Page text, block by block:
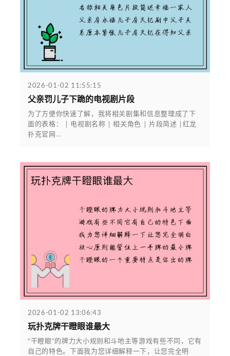
2026-01-02 11:55:15
父亲罚儿子下跪的电视剧片段
为了方便你快速了解，我将相关剧集和信息整理成了下
面的表格： | 电视剧名称 | 相关角色 | 片段简述 |红龙
扑克官网...
2026-01-02 13:06:43
玩扑克牌干瞪眼谁最大
“干瞪眼”的牌力大小规则和斗地主等游戏有些不同，它有
自己的特色。下面我为您详细解释一下，让您完全明